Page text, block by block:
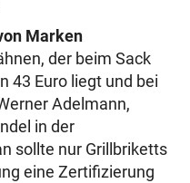
Marken
der beim Sack
43 Euro liegt und bei
Adelmann,
in der
sollte nur Grillbriketts
eine Zertifizierung